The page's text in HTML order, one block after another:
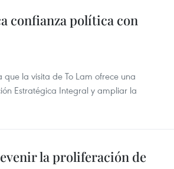
confianza política con
que la visita de To Lam ofrece una
Estratégica Integral y ampliar la
la proliferación de